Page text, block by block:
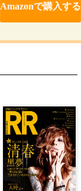
Amazonで購入する